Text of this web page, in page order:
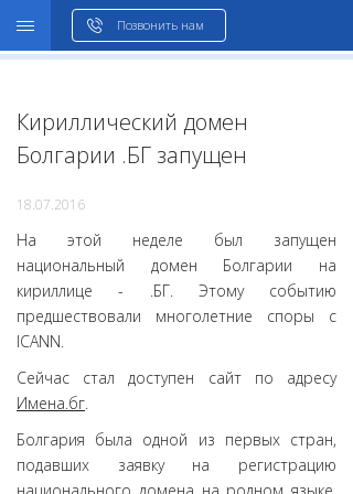
Позвонить нам
Кириллический домен
Болгарии .БГ запущен
18.07.2016
На этой неделе был запущен
национальный домен Болгарии на
кириллице - .БГ. Этому событию
предшествовали многолетние споры с
ICANN.
Сейчас стал доступен сайт по адресу
Имена.бг.
Болгария была одной из первых стран,
подавших заявку на регистрацию